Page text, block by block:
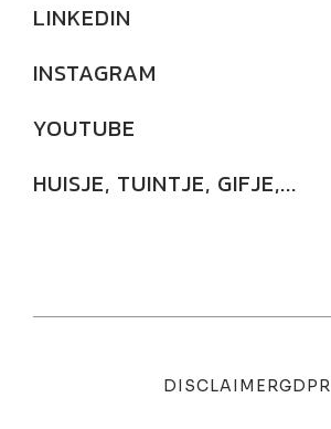
LINKEDIN
INSTAGRAM
YOUTUBE
HUISJE, TUINTJE, GIFJE,...
DISCLAIMERGDPR